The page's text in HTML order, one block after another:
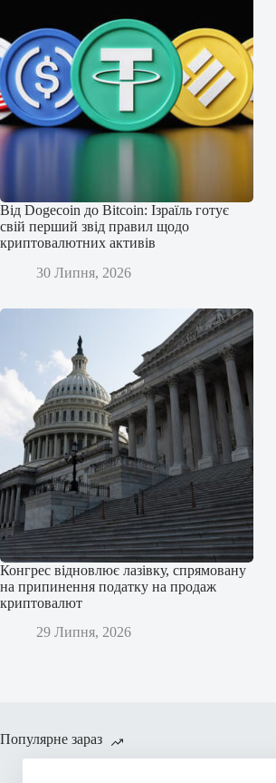
Від Dogecoin до Bitcoin: Ізраїль готує
свій перший звід правил щодо
криптовалютних активів
30 Липня, 2026
Конгрес відновлює лазівку, спрямовану
на припинення податку на продаж
криптовалют
29 Липня, 2026
Популярне зараз